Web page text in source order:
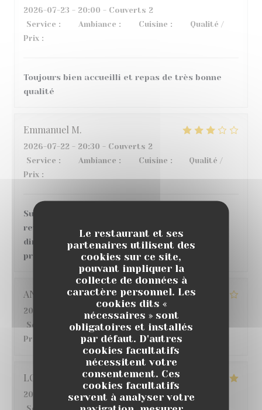
Le restaurant et ses
partenaires utilisent des
cookies sur ce site,
pouvant impliquer la
collecte de données à
caractère personnel. Les
cookies dits «
nécessaires » sont
obligatoires et installés
par défaut. D'autres
cookies facultatifs
nécessitent votre
consentement. Ces
cookies facultatifs
servent à analyser votre
2026-07-23 - 20:00 - Couverts 2
Service : Ambiance : Cuisine :
Qualité /
Prix :
Toujours bien accueilli et repas de très bonne
qualité
Emmanuel M
2026-07-22 - 20:30 - Couverts 2
Service : Ambiance : Cuisine :
Qualité /
Prix :
Super accueil et service, bonne ambiance, en
revanche, concernant le repas et les plats
directement, grosse déception au vu des tarifs
pratiqués.
ANGELIQUEG
2026-07-22
- 12:30 - Couverts 6
Service
/5 Ambiance: 4/5 Cuisine : 3/5 Qualité /
Prix
LO
2026-07-18- 20:00 - Couverts 6